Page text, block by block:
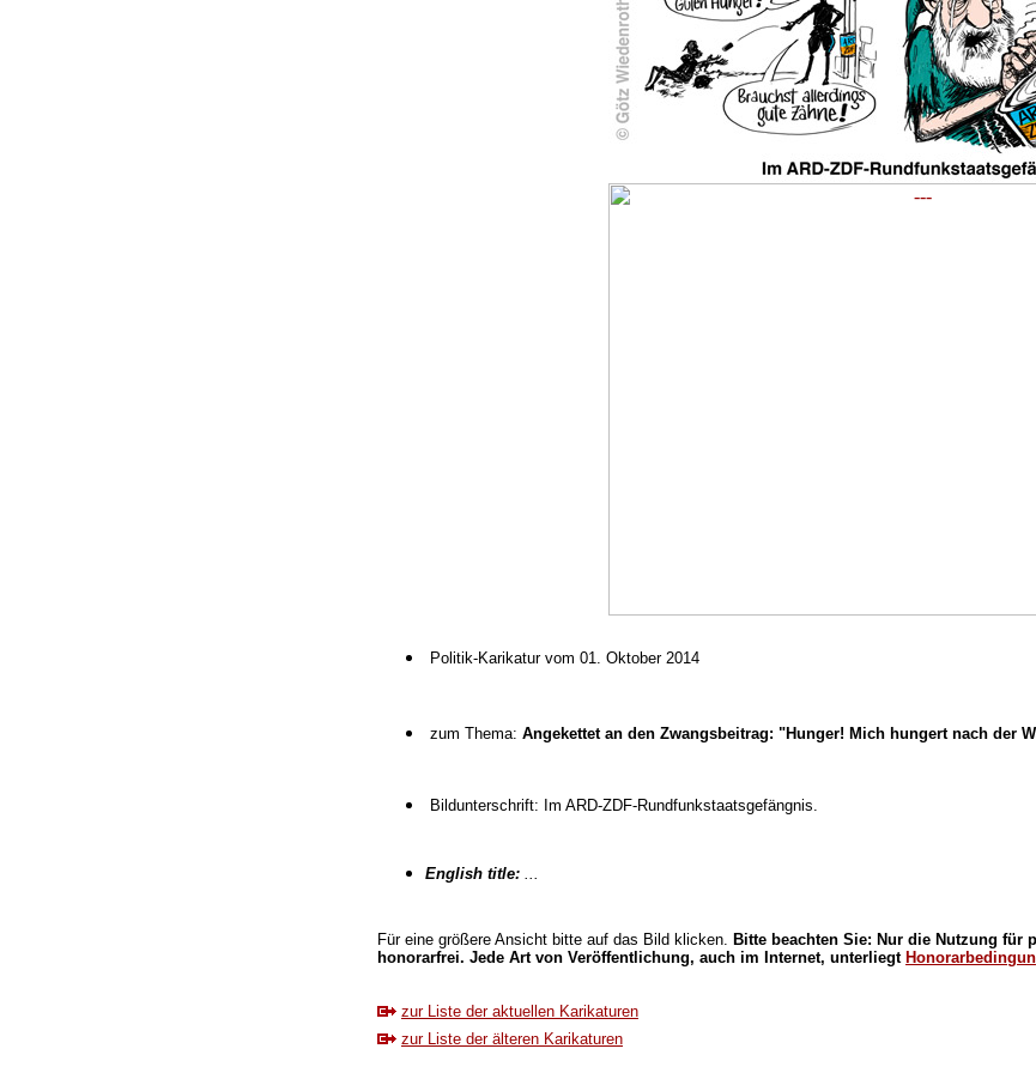
Politik-Karikatur vom 01. Oktober 2014
zum Thema: Angekettet an den Zwangsbeitrag: "Hunger! Mich hungert nach der
Bildunterschrift: Im ARD-ZDF-Rundfunkstaatsgefängnis.
English title: ...
Für eine größere Ansicht bitte auf das Bild klicken. Bitte beachten Sie: Nur die Nutzung für
honorarfrei. Jede Art von Veröffentlichung, auch im Internet, unterliegt
zur Liste der aktuellen Karikaturen
zur Liste der älteren Karikaturen